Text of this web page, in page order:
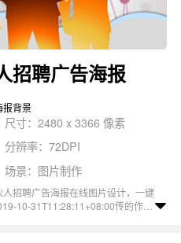
招聘广告海报
报背景
尺寸：2480 x 3366 像素
分辨率：72DPI
场景：图片制作
招聘广告海报在线图片设计，一键